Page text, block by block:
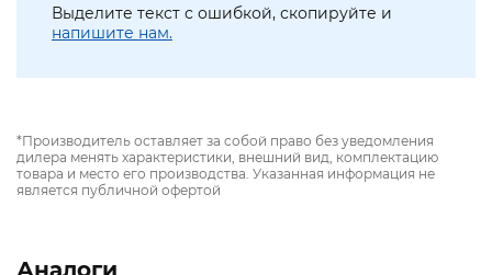
Выделите текст с ошибкой, скопируйте и
напишите нам.
*Производитель оставляет за собой право без уведомления
дилера менять характеристики, внешний вид, комплектацию
товара и место его производства. Указанная информация не
является публичной офертой
Аналоги